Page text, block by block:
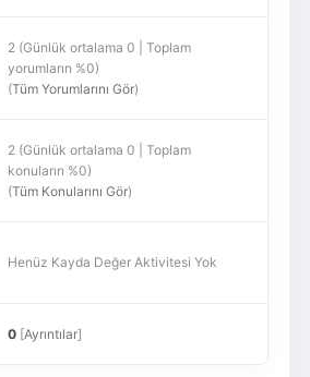
2 (Günlük ortalama 0 | Toplam
yorumların %0)
(Tüm Yorumlarını Gör)
2 (Günlük ortalama 0 | Toplam
konuların %0)
(Tüm Konularını Gör)
Henüz Kayda Değer Aktivitesi Yok
0[Ayrıntılar]